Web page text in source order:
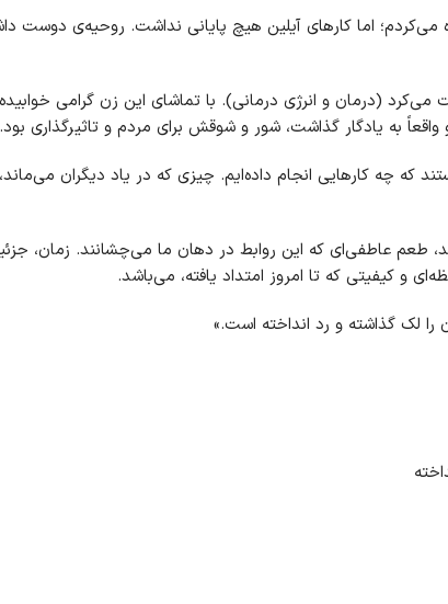
می‌کردم؛ اما کارهای آیلین هیچ پایانی نداشت. روحیه‌ی
(درمان و انرژی درمانی). با تماشای این زن گرامی
به یادگار گذاشت، شور و شوقش برای مردم و تاثیرگذاری بود.
که چه کارهایی انجام داده‌ایم. چیزی که در یاد دیگران
طعم عاطفی‌ای که این روابط در دهان ما می‌چشانند. زمان،
و کیفیتی که تا امروز امتداد یافته، می‌باشد.
را لک گذاشته و رد انداخته است.»